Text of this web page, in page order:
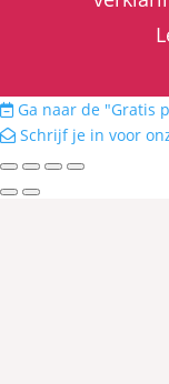
Ga naar de "Gratis
Schrijf je in voor